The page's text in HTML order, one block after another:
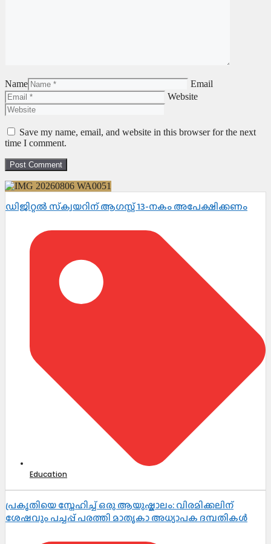
Name
Email
Website
Save my name, email, and website in this browser for the next
time I comment.
ഡിജിറ്റൽ സ്‌ക്വയറിന് ആഗസ്റ്റ് 13-നകം അപേക്ഷിക്കണം
Education
പ്രകൃതിയെ സ്നേഹിച്ച് ഒരു ആയുഷ്കാലം: വിരമിക്കലിന്
ശേഷവും പച്ചപ്പ് പരത്തി മാതൃകാ അധ്യാപക ദമ്പതികൾ